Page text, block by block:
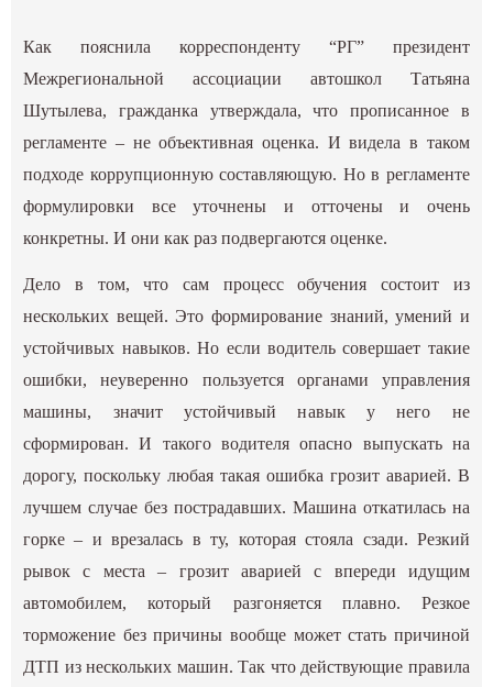
Как пояснила корреспонденту “РГ” президент
Межрегиональной ассоциации автошкол Татьяна
Шутылева, гражданка утверждала, что прописанное в
регламенте – не объективная оценка. И видела в таком
подходе коррупционную составляющую. Но в регламенте
формулировки все уточнены и отточены и очень
конкретны. И они как раз подвергаются оценке.
Дело в том, что сам процесс обучения состоит из
нескольких вещей. Это формирование знаний, умений и
устойчивых навыков. Но если водитель совершает такие
ошибки, неуверенно пользуется органами управления
машины, значит устойчивый навык у него не
сформирован. И такого водителя опасно выпускать на
дорогу, поскольку любая такая ошибка грозит аварией. В
лучшем случае без пострадавших. Машина откатилась на
горке – и врезалась в ту, которая стояла сзади. Резкий
рывок с места – грозит аварией с впереди идущим
автомобилем, который разгоняется плавно. Резкое
торможение без причины вообще может стать причиной
ДТП из нескольких машин. Так что действующие правила